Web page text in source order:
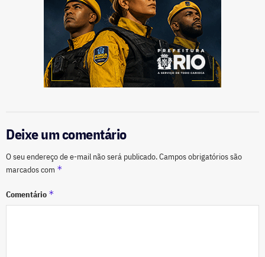
Deixe um comentário
O seu endereço de e-mail não será publicado.Campos obrigatórios são
marcados com *
Comentário *